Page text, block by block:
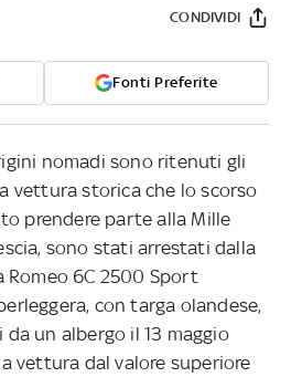
Fonti Preferite
CONDIVIDI
nomadi sono ritenuti gli
vettura storica che lo scorso
prendere parte alla Mille
sono stati arrestati dalla
Romeo 6C 2500 Sport
con targa olandese,
un albergo il 13 maggio
vettura dal valore superiore